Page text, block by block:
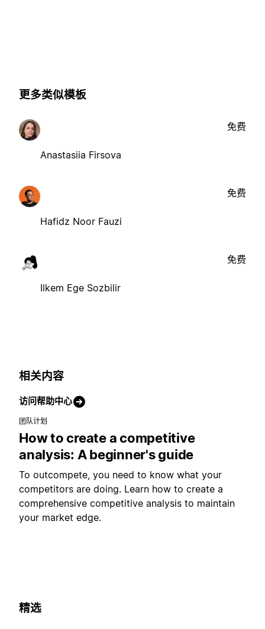
更多类似模板
Anastasiia Firsova
免费
Hafidz Noor Fauzi
免费
Ilkem Ege Sozbilir
免费
相关内容
访问帮助中心
团队计划
How to create a competitive
analysis: A beginner's guide
To outcompete, you need to know what your
competitors are doing. Learn how to create a
comprehensive competitive analysis to maintain
your market edge.
精选